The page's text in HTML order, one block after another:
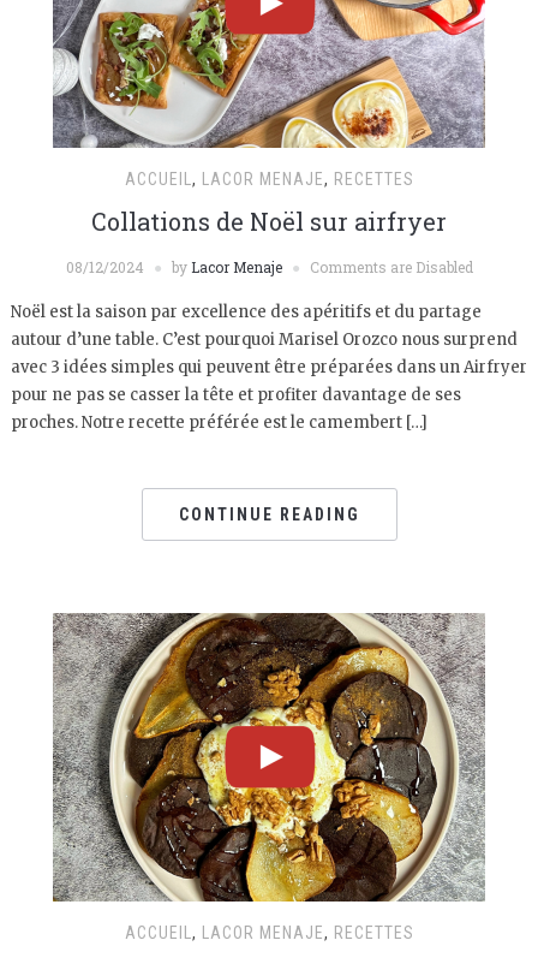
ACCUEIL , LACOR MENAJE, RECETTES
Collations de Noël sur airfryer
08/12/2024 by Lacor Menaje Comments are Disabled
Noël est la saison par excellence des apéritifs et du partage
autour d’une table. C’est pourquoi Marisel Orozco nous surprend
avec 3 idées simples qui peuvent être préparées dans un Airfryer
pour ne pas se casser la tête et profiter davantage de ses
proches. Notre recette préférée est le camembert […]
CONTINUE READING
ACCUEIL , LACOR MENAJE, RECETTES